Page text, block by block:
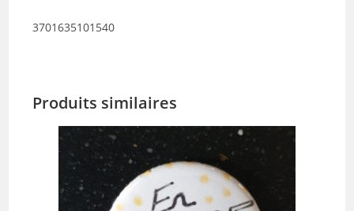
3701635101540
Produits similaires